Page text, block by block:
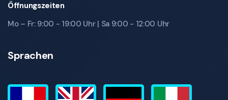
Öffnungszeiten
Mo – Fr: 9:00 - 19:00 Uhr | Sa 9:00 - 12:00 Uhr
Sprachen